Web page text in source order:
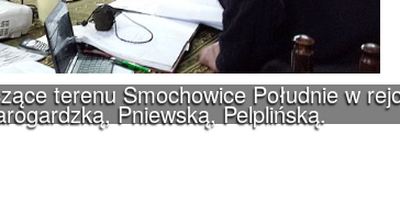
terenu Smochowice Południe w
Pniewską, Pelplińską.